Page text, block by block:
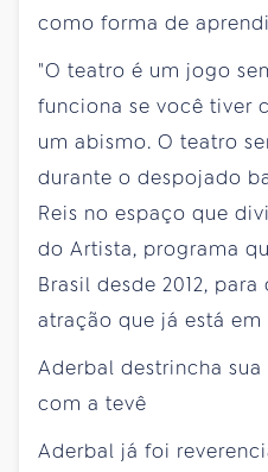
como forma de
"O teatro é um jogo
funciona se você tiver
um abismo. O teatro
durante o despojado
Reis no espaço que
do Artista, programa
Brasil desde 2012,
atração que já está
Aderbal destrincha
com a tevê
Aderbal já foi